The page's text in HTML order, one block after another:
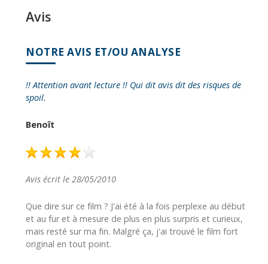
Avis
NOTRE AVIS ET/OU ANALYSE
!! Attention avant lecture !! Qui dit avis dit des risques de
spoil.
Benoît
Avis écrit le 28/05/2010
Que dire sur ce film ? J'ai été à la fois perplexe au début
et au fur et à mesure de plus en plus surpris et curieux,
mais resté sur ma fin. Malgré ça, j'ai trouvé le film fort
original en tout point.